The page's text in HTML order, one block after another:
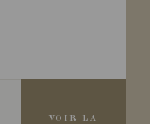
VOIR LA